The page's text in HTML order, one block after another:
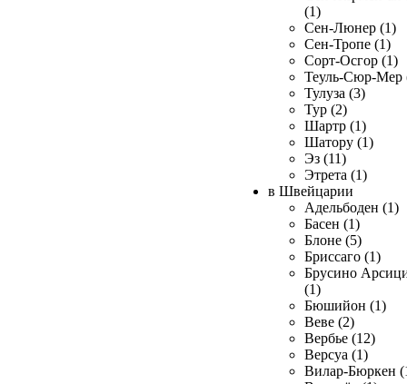
(1)
Сен-Люнер (1)
Сен-Тропе (1)
Сорт-Осгор (1)
Теуль-Сюр-Мер
Тулуза (3)
Тур (2)
Шартр (1)
Шатору (1)
Эз (11)
Этрета (1)
в Швейцарии
Адельбоден (1)
Басен (1)
Блоне (5)
Бриссаго (1)
Брусино
(1)
Бюшийон (1)
Веве (2)
Вербье (12)
Версуа (1)
Вилар-Бюркен